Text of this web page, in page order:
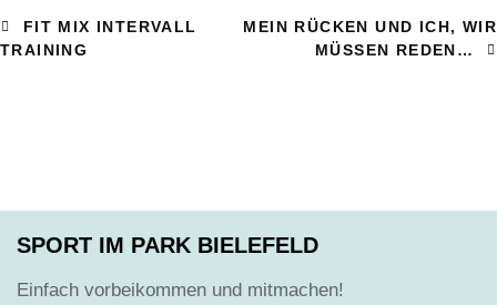
FIT MIX INTERVALL
TRAINING
MEIN RÜCKEN UND ICH, WIR
MÜSSEN REDEN…
SPORT IM PARK BIELEFELD
Einfach vorbeikommen und mitmachen!